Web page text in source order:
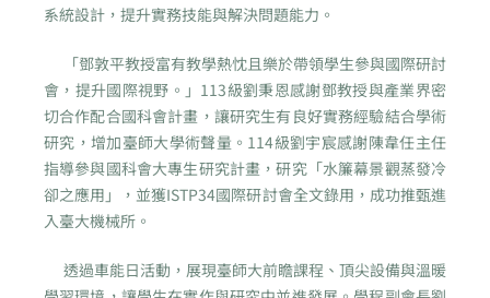
系統設計，提升實務技能與解決問題能力。
「鄧敦平教授富有教學熱忱且樂於帶領學生參與國際研討
會，提升國際視野。」113級劉秉恩感謝鄧教授與產業界密
切合作配合國科會計畫，讓研究生有良好實務經驗結合學術
研究，增加臺師大學術聲量。114級劉宇宸感謝陳韋任主任
指導參與國科會大專生研究計畫，研究「水簾幕景觀蒸發冷
卻之應用」，並獲ISTP34國際研討會全文錄用，成功推甄進
入臺大機械所。
透過車能日活動，展現臺師大前瞻課程、頂尖設備與溫暖